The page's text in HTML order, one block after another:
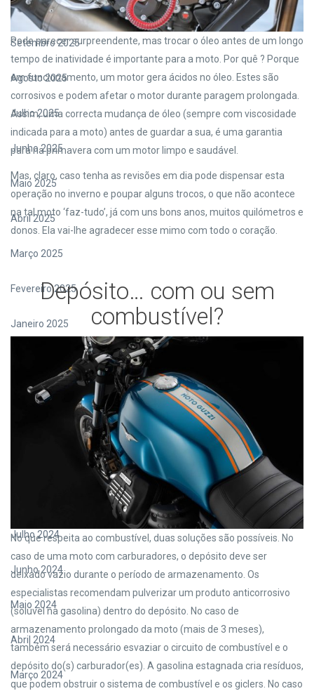
Pode parecer surpreendente, mas trocar o óleo antes de um longo
tempo de inatividade é importante para a moto. Por quê ? Porque
em funcionamento, um motor gera ácidos no óleo. Estes são
corrosivos e podem afetar o motor durante paragem prolongada.
Assim, uma correcta mudança de óleo (sempre com viscosidade
indicada para a moto) antes de guardar a sua, é uma garantia
para na primavera com um motor limpo e saudável.
Mas, claro, caso tenha as revisões em dia pode dispensar esta
operação no inverno e poupar alguns trocos, o que não acontece
na tal moto ‘faz-tudo’, já com uns bons anos, muitos quilómetros e
donos. Ela vai-lhe agradecer esse mimo com todo o coração.
Depósito… com ou sem
combustível?
No que respeita ao combustível, duas soluções são possíveis. No
caso de uma moto com carburadores, o depósito deve ser
deixado vazio durante o período de armazenamento. Os
especialistas recomendam pulverizar um produto anticorrosivo
(solúvel na gasolina) dentro do depósito. No caso de
armazenamento prolongado da moto (mais de 3 meses),
também será necessário esvaziar o circuito de combustível e o
depósito do(s) carburador(es). A gasolina estagnada cria resíduos,
que podem obstruir o sistema de combustível e os giclers. No caso
Outubro 2025
Setembro 2025
Agosto 2025
Julho 2025
Junho 2025
Maio 2025
Abril 2025
Março 2025
Fevereiro 2025
Janeiro 2025
Dezembro 2024
Novembro 2024
Julho 2024
Junho 2024
Maio 2024
Abril 2024
Março 2024